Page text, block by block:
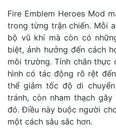
Fire Emblem Heroes Mod
trong từng trận chiến. Mỗi
bộ vũ khí mà còn có
biệt, ảnh hưởng đến cách
môi trường. Tính chân thực
hình có tác động rõ rệt
thể giảm tốc độ di
tránh, còn nham thạch
đó. Điều này buộc người
một cách sâu sắc hơn.